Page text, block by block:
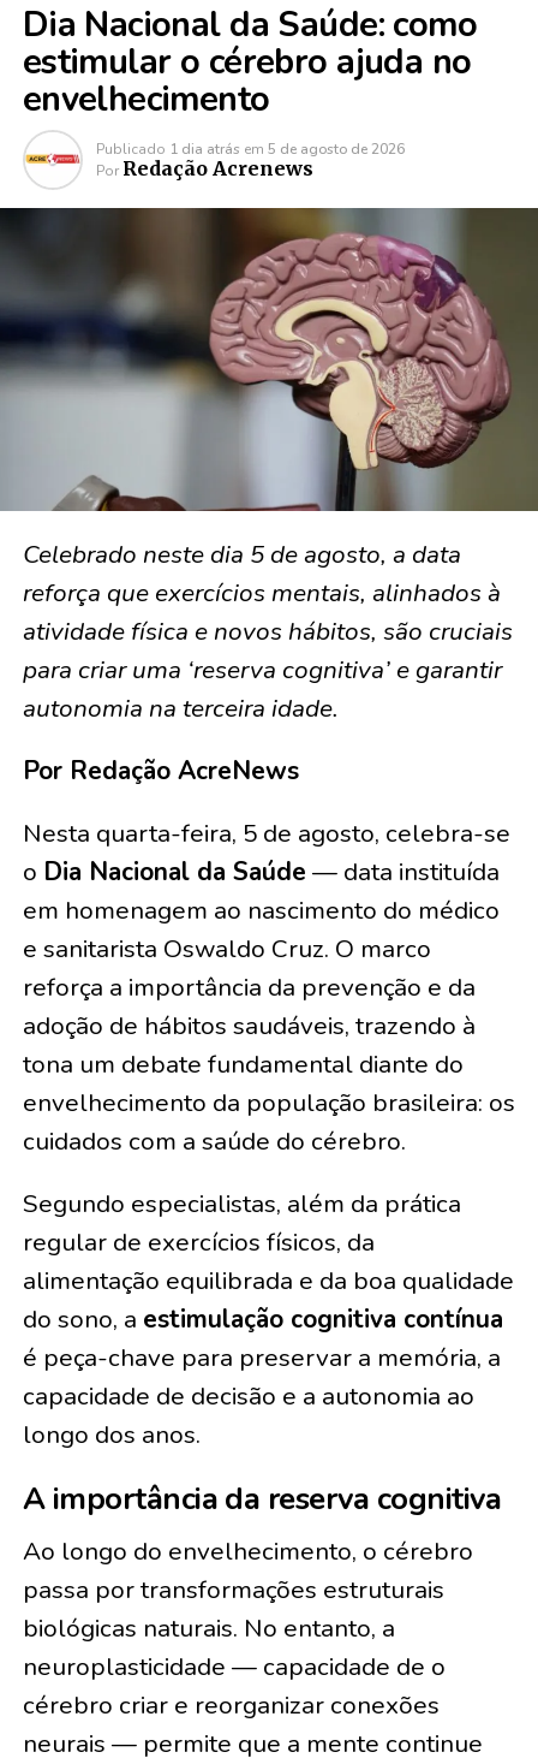
Dia Nacional da Saúde: como
estimular o cérebro ajuda no
envelhecimento
Publicado 1 dia atrás em 5 de agosto de 2026
Por Redação Acrenews
Celebrado neste dia 5 de agosto, a data
reforça que exercícios mentais, alinhados à
atividade física e novos hábitos, são cruciais
para criar uma ‘reserva cognitiva’ e garantir
autonomia na terceira idade.
Por Redação AcreNews
Nesta quarta-feira, 5 de agosto, celebra-se
o Dia Nacional da Saúde — data instituída
em homenagem ao nascimento do médico
e sanitarista Oswaldo Cruz. O marco
reforça a importância da prevenção e da
adoção de hábitos saudáveis, trazendo à
tona um debate fundamental diante do
envelhecimento da população brasileira: os
cuidados com a saúde do cérebro.
Segundo especialistas, além da prática
regular de exercícios físicos, da
alimentação equilibrada e da boa qualidade
do sono, a estimulação cognitiva contínua
é peça-chave para preservar a memória, a
capacidade de decisão e a autonomia ao
longo dos anos.
A importância da reserva cognitiva
Ao longo do envelhecimento, o cérebro
passa por transformações estruturais
biológicas naturais. No entanto, a
neuroplasticidade — capacidade de o
cérebro criar e reorganizar conexões
neurais — permite que a mente continue